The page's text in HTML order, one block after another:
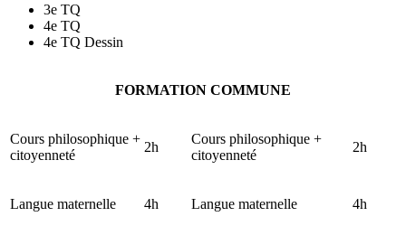
3e TQ
4e TQ
4e TQ Dessin
FORMATION COMMUNE
Cours philosophique +
citoyenneté
2h
Cours philosophique +
citoyenneté
2h
Langue maternelle 4h Langue maternelle 4h